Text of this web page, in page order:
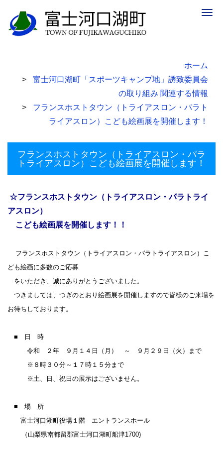
ホーム
富士河口湖町「スポーツキャンプ地」誘致委員会
の取り組み 関連する情報
フランスホストタウン（トライアスロン・パラト
ライアスロン）こども絵画展を開催します！
フランスホストタウン（トライアスロン・パラ
トライアスロン）こども絵画展を開催します！
☆フランスホストタウン（トライアスロン・パラトライ
アスロン）
こども絵画展を開催します！！
フランスホストタウン（トライアスロン・パラトライアスロン）こ
ども絵画に多数のご応募
をいただき、誠にありがとうございました。
つきましては、つぎのとおり絵画展を開催しますので皆様のご来場を
お待ちしております。
■ 日 時
令和 ２年 ９月１４日（月） ～ ９月２９日（火）まで
※８時３０分～１７時１５分まで
※土、日、祝日の展示はございません。
■ 場 所
富士河口湖町役場１階 エントランスホール
（山梨県南都留郡富士河口湖町船津1700)